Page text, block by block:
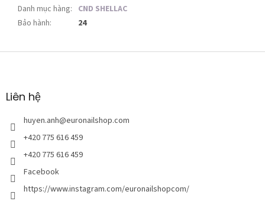
Danh mục hàng: CND SHELLAC
Bảo hành: 24
C
nLiên hệ
huyen.anh@euronailshop.com
+420 775 616 459
+420 775 616 459
Facebook
https://www.instagram.com/euronailshopcom/